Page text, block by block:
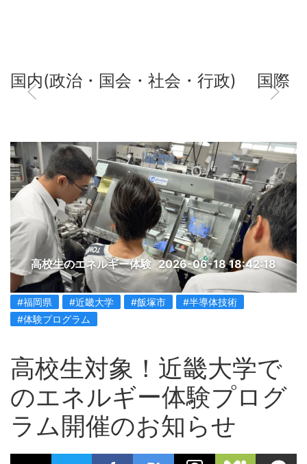
国内(政治・国会・社会・行政) 国際
高校生のエネルギー体験 2026-06-18 18:42:18
#福岡県 #近畿大学 #飯塚市
#半導体技術
#体験プログラム
高校生対象！近畿大学で
のエネルギー体験プログ
ラム開催のお知らせ